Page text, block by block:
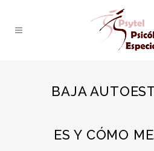
BAJA
ES Y CÓMO